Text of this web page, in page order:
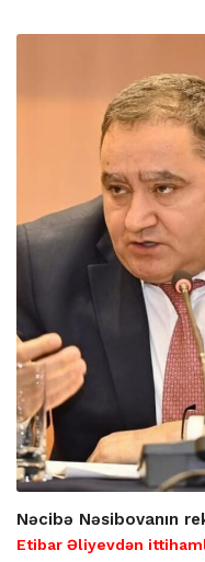
Nəcibə Nəsibovanın
Etibar Əliyevdən